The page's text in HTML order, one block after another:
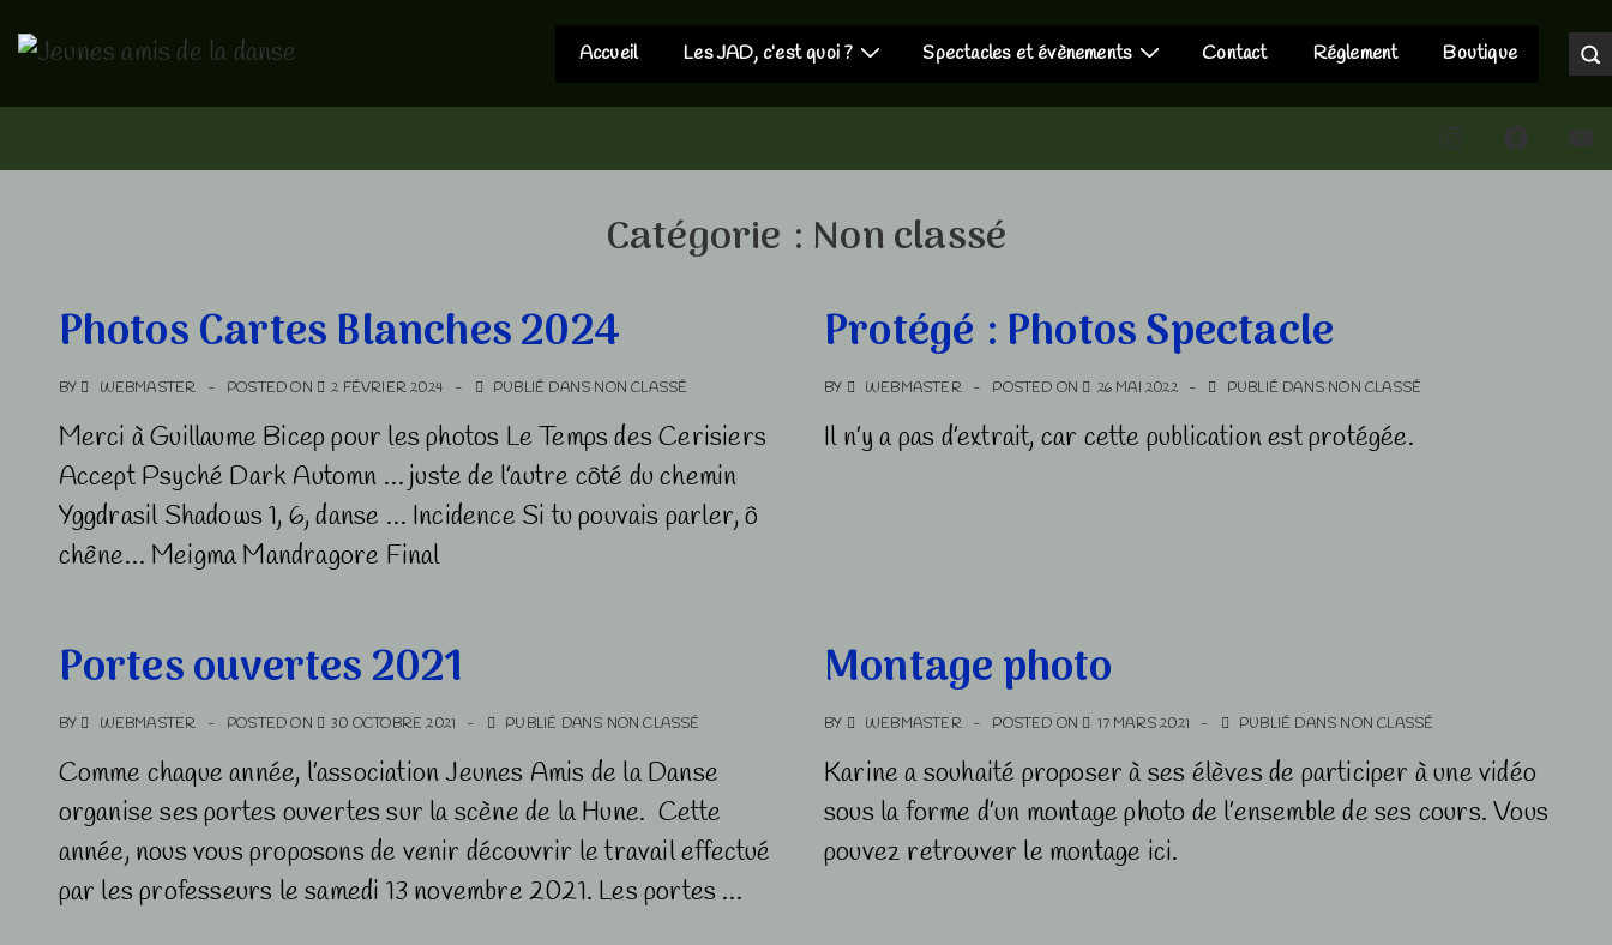
passer
au
principal
Main
Accueil Les JAD, c’est quoi ? Spectacles et évènements Contact Réglement Boutique
Catégorie : Non classé
Photos Cartes Blanches 2024
BY WEBMASTER POSTED ON 2 FÉVRIER 2024 PUBLIÉ DANS NON CLASSÉ
Merci à Guillaume Bicep pour les photos Le Temps des Cerisiers
Accept Psyché Dark Automn … juste de l’autre côté du chemin
Yggdrasil Shadows 1, 6, danse … Incidence Si tu pouvais parler, ô
chêne… Meigma Mandragore Final
Protégé : Photos Spectacle
BY WEBMASTER POSTED ON 26 MAI 2022 PUBLIÉ DANS NON CLASSÉ
Il n’y a pas d’extrait, car cette publication est protégée.
Portes ouvertes 2021
BY WEBMASTER POSTED ON 30 OCTOBRE 2021 PUBLIÉ DANS NON CLASSÉ
Comme chaque année, l’association Jeunes Amis de la Danse
organise ses portes ouvertes sur la scène de la Hune. Cette
année, nous vous proposons de venir découvrir le travail effectué
par les professeurs le samedi 13 novembre 2021. Les portes …
Montage photo
BY WEBMASTER POSTED ON 17 MARS 2021 PUBLIÉ DANS NON CLASSÉ
Karine a souhaité proposer à ses élèves de participer à une vidéo
sous la forme d’un montage photo de l’ensemble de ses cours. Vous
pouvez retrouver le montage ici.